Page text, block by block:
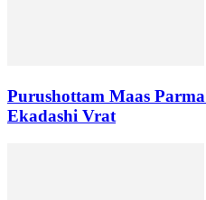
Purushottam Maas
Ekadashi Vrat